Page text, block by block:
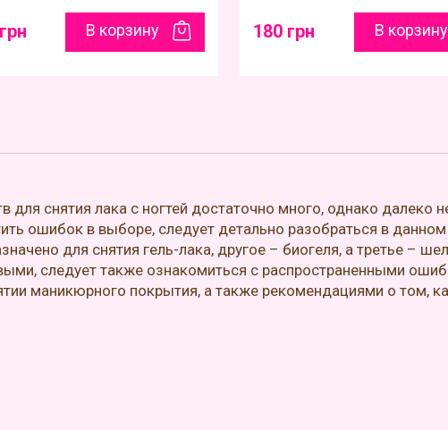
В корзину 180 грн В корзину
для снятия лака с ногтей достаточно много, однако
ошибок в выборе, следует детально разобраться в
для снятия гель-лака, другое – биогеля, а третье –
следует также ознакомиться с распространенными
маникюрного покрытия, а также рекомендациями о том,